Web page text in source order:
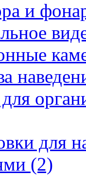
и
для
(2)